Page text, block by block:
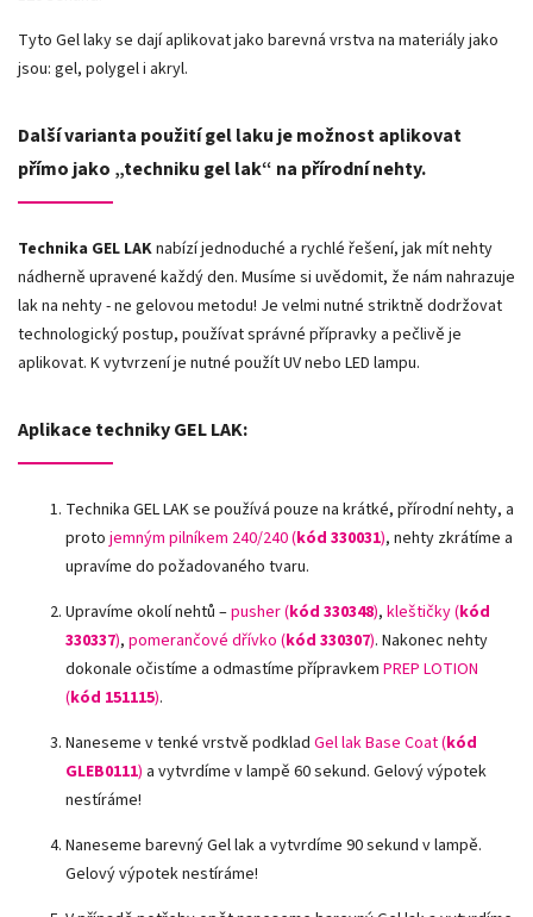
Tyto Gel laky se dají aplikovat jako barevná vrstva na materiály jako
jsou: gel, polygel i akryl.
Další varianta použití gel laku je možnost aplikovat
přímo jako „techniku gel lak“ na přírodní nehty.
Technika GEL LAKnabízí jednoduché a rychlé řešení, jak mít nehty
nádherně upravené každý den. Musíme si uvědomit, že nám nahrazuje
lak na nehty - ne gelovou metodu! Je velmi nutné striktně dodržovat
technologický postup, používat správné přípravky a pečlivě je
aplikovat. K vytvrzení je nutné použít UV nebo LED lampu.
Aplikace techniky GEL LAK:
Technika GEL LAK se používá pouze na krátké, přírodní nehty, a
proto jemným pilníkem 240/240 (kód 330031), nehty zkrátíme a
upravíme do požadovaného tvaru.
Upravíme okolí nehtů –pusher (kód 330348), kleštičky (kód
330337), pomerančové dřívko (kód 330307). Nakonec nehty
dokonale očistíme a odmastíme přípravkem PREP LOTION
(kód 151115).
Naneseme v tenké vrstvě podklad Gel lak Base Coat (kód
GLEB0111) a vytvrdíme v lampě 60 sekund. Gelový výpotek
nestíráme!
Naneseme barevný Gel lak a vytvrdíme 90 sekund v lampě.
Gelový výpotek nestíráme!